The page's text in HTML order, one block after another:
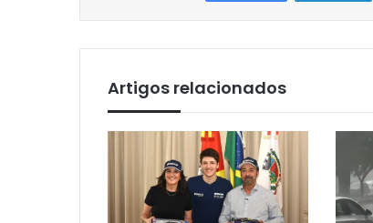
Artigos relacionados